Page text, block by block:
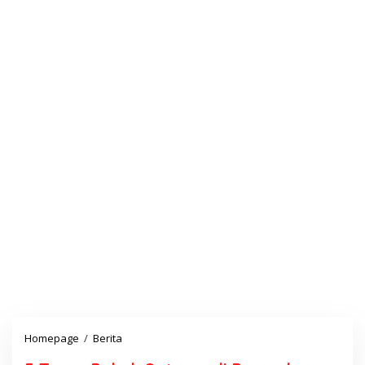
Homepage / Berita